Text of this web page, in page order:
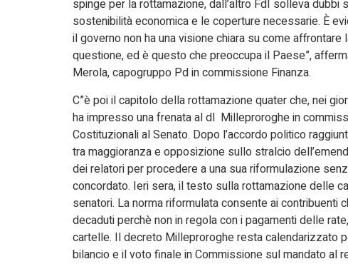
spinge per la rottamazione, dall’altro FdI solleva dubbi
sostenibilità economica e le coperture necessarie. È
il governo non ha una visione chiara su come affrontare
questione, ed è questo che preoccupa il Paese”,
Merola, capogruppo Pd in commissione Finanza.
C”è poi il capitolo della rottamazione quater che, nei
ha impresso una frenata al dl Milleproroghe in
Costituzionali al Senato. Dopo l’accordo politico
tra maggioranza e opposizione sullo stralcio
dei relatori per procedere a una sua riformulazione
concordato. Ieri sera, il testo sulla rottamazione delle
senatori. La norma riformulata consente ai contribuenti
decaduti perchè non in regola con i pagamenti delle
cartelle. Il decreto Milleproroghe resta calendarizzato
bilancio e il voto finale in Commissione sul mandato al